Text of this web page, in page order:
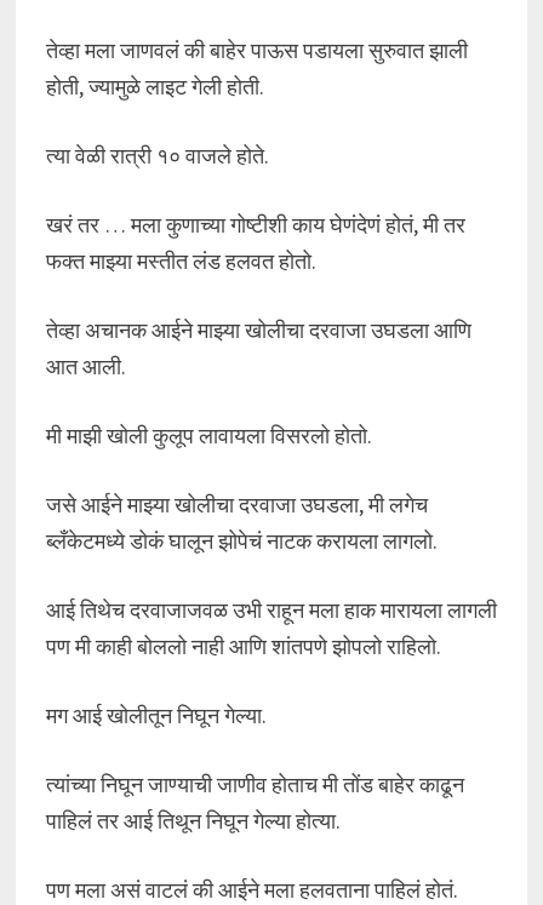
तेव्हा मला जाणवलं की बाहेर पाऊस पडायला सुरुवात झाली
होती, ज्यामुळे लाइट गेली होती.
त्या वेळी रात्री १० वाजले होते.
खरं तर … मला कुणाच्या गोष्टीशी काय घेणंदेणं होतं, मी तर
फक्त माझ्या मस्तीत लंड हलवत होतो.
तेव्हा अचानक आईने माझ्या खोलीचा दरवाजा उघडला आणि
आत आली.
मी माझी खोली कुलूप लावायला विसरलो होतो.
जसे आईने माझ्या खोलीचा दरवाजा उघडला, मी लगेच
ब्लँकेटमध्ये डोकं घालून झोपेचं नाटक करायला लागलो.
आई तिथेच दरवाजाजवळ उभी राहून मला हाक मारायला लागली
पण मी काही बोललो नाही आणि शांतपणे झोपलो राहिलो.
मग आई खोलीतून निघून गेल्या.
त्यांच्या निघून जाण्याची जाणीव होताच मी तोंड बाहेर काढून
पाहिलं तर आई तिथून निघून गेल्या होत्या.
पण मला असं वाटलं की आईने मला हलवताना पाहिलं होतं.